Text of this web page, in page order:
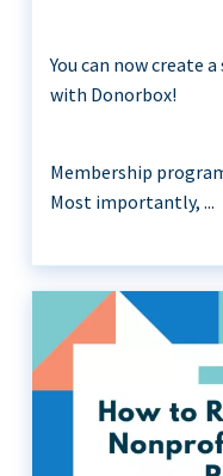
You can now create
with Donorbox!
Membership
Most importantly, ...